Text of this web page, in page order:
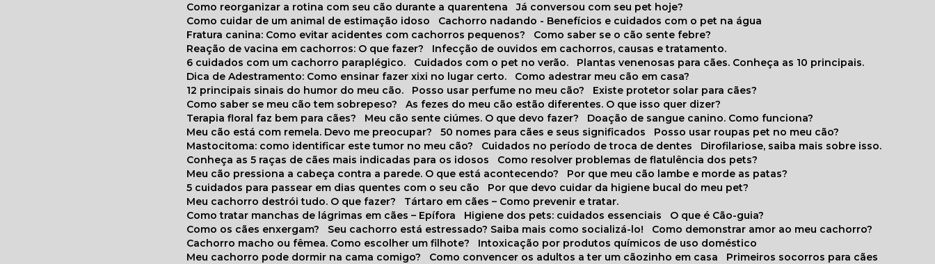
Como reorganizar a rotina com seu cão durante a quarentena
Já conversou com seu pet hoje?
Como cuidar de um animal de estimação idoso
Cachorro nadando - Benefícios e cuidados com o pet na água
Fratura canina: Como evitar acidentes com cachorros pequenos?
Como saber se o cão sente febre?
Reação de vacina em cachorros: O que fazer?
Infecção de ouvidos em cachorros, causas e tratamento.
6 cuidados com um cachorro paraplégico.
Cuidados com o pet no verão.
Plantas venenosas para cães. Conheça as 10 principais.
Dica de Adestramento: Como ensinar fazer xixi no lugar certo.
Como adestrar meu cão em casa?
12 principais sinais do humor do meu cão.
Posso usar perfume no meu cão?
Existe protetor solar para cães?
Como saber se meu cão tem sobrepeso?
As fezes do meu cão estão diferentes. O que isso quer dizer?
Terapia floral faz bem para cães?
Meu cão sente ciúmes. O que devo fazer?
Doação de sangue canino. Como funciona?
Meu cão está com remela. Devo me preocupar?
50 nomes para cães e seus significados
Posso usar roupas pet no meu cão?
Mastocitoma: como identificar este tumor no meu cão?
Cuidados no período de troca de dentes
Dirofilariose, saiba mais sobre isso.
Conheça as 5 raças de cães mais indicadas para os idosos
Como resolver problemas de flatulência dos pets?
Meu cão pressiona a cabeça contra a parede. O que está acontecendo?
Por que meu cão lambe e morde as patas?
5 cuidados para passear em dias quentes com o seu cão
Por que devo cuidar da higiene bucal do meu pet?
Meu cachorro destrói tudo. O que fazer?
Tártaro em cães – Como prevenir e tratar.
Como tratar manchas de lágrimas em cães – Epífora
Higiene dos pets: cuidados essenciais
O que é Cão-guia?
Como os cães enxergam?
Seu cachorro está estressado? Saiba mais como socializá-lo!
Como demonstrar amor ao meu cachorro?
Cachorro macho ou fêmea. Como escolher um filhote?
Intoxicação por produtos químicos de uso doméstico
Meu cachorro pode dormir na cama comigo?
Como convencer os adultos a ter um cãozinho em casa
Primeiros socorros para cães